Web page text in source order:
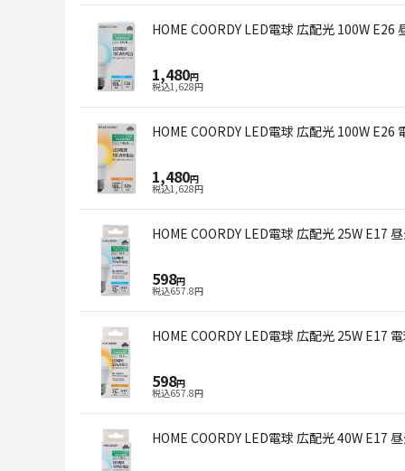
HOME COORDY LED電球 広配光 100W E26
1,480円
税込1,628円
HOME COORDY LED電球 広配光 100W E26
1,480円
税込1,628円
HOME COORDY LED電球 広配光 25W E17
598円
税込657.8円
HOME COORDY LED電球 広配光 25W E17
598円
税込657.8円
HOME COORDY LED電球 広配光 40W E17